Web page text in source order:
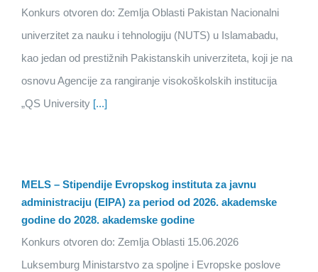
Konkurs otvoren do: Zemlja Oblasti Pakistan Nacionalni
univerzitet za nauku i tehnologiju (NUTS) u Islamabadu,
kao jedan od prestižnih Pakistanskih univerziteta, koji je na
osnovu Agencije za rangiranje visokoškolskih institucija
„QS University [...]
MELS – Stipendije Evropskog instituta za javnu
administraciju (EIPA) za period od 2026. akademske
godine do 2028. akademske godine
Konkurs otvoren do: Zemlja Oblasti 15.06.2026
Luksemburg Ministarstvo za spoljne i Evropske poslove